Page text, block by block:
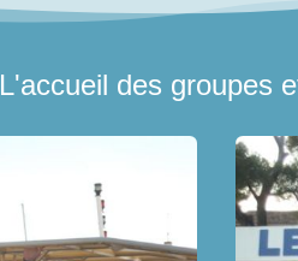
L'accueil des groupes